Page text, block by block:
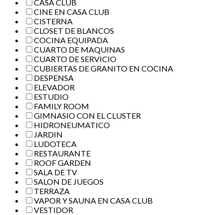
CASA CLUB
CINE EN CASA CLUB
CISTERNA
CLOSET DE BLANCOS
COCINA EQUIPADA
CUARTO DE MAQUINAS
CUARTO DE SERVICIO
CUBIERTAS DE GRANITO EN COCINA
DESPENSA
ELEVADOR
ESTUDIO
FAMILY ROOM
GIMNASIO CON EL CLUSTER
HIDRONEUMATICO
JARDIN
LUDOTECA
RESTAURANTE
ROOF GARDEN
SALA DE TV
SALON DE JUEGOS
TERRAZA
VAPOR Y SAUNA EN CASA CLUB
VESTIDOR